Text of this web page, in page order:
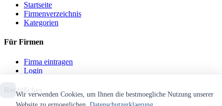
Startseite
Firmenverzeichnis
Kategorien
Für Firmen
Firma eintragen
Login
Rechtliches
Wir verwenden Cookies, um Ihnen die bestmoegliche Nutzung unserer